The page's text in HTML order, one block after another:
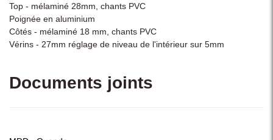
Top - mélaminé 28mm, chants PVC
Poignée en aluminium
Côtés - mélaminé 18 mm, chants PVC
Vérins - 27mm réglage de niveau de l'intérieur sur 5mm
Documents joints